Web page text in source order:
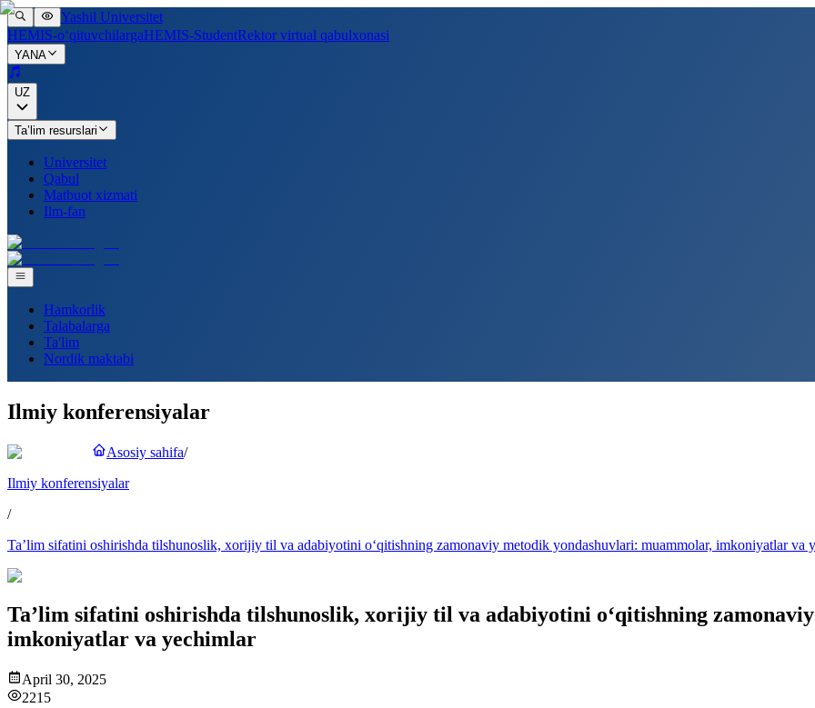
Yashil Universitet
HEMIS-o‘qituvchilargaHEMIS-StudentRektor virtual qabulxonasi
YANA
UZ
Ta’lim resurslari
Universitet
Qabul
Matbuot xizmati
Ilm-fan
Hamkorlik
Talabalarga
Ta'lim
Nordik maktabi
Ilmiy konferensiyalar
Asosiy sahifa/
Ilmiy konferensiyalar
/
Ta’lim sifatini oshirishda tilshunoslik, xorijiy til va adabiyotini o‘qitishning zamonaviy metodik yondashuvlari: muammolar, imkoniyatlar va
Ta’lim sifatini oshirishda tilshunoslik, xorijiy til va adabiyotini o‘qitishning
imkoniyatlar va yechimlar
April 30, 2025
2215